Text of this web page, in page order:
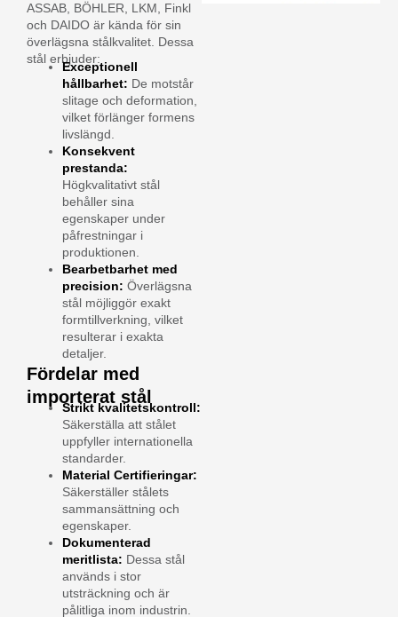
ASSAB, BÖHLER, LKM, Finkl
och DAIDO är kända för sin
överlägsna stålkvalitet. Dessa
stål erbjuder:
Exceptionell
hållbarhet: De motstår
slitage och deformation,
vilket förlänger formens
livslängd.
Konsekvent
prestanda:
Högkvalitativt stål
behåller sina
egenskaper under
påfrestningar i
produktionen.
Bearbetbarhet med
precision: Överlägsna
stål möjliggör exakt
formtillverkning, vilket
resulterar i exakta
detaljer.
Fördelar med
importerat stål
Strikt kvalitetskontroll:
Säkerställa att stålet
uppfyller internationella
standarder.
Material Certifieringar:
Säkerställer stålets
sammansättning och
egenskaper.
Dokumenterad
meritlista: Dessa stål
används i stor
utsträckning och är
pålitliga inom industrin.